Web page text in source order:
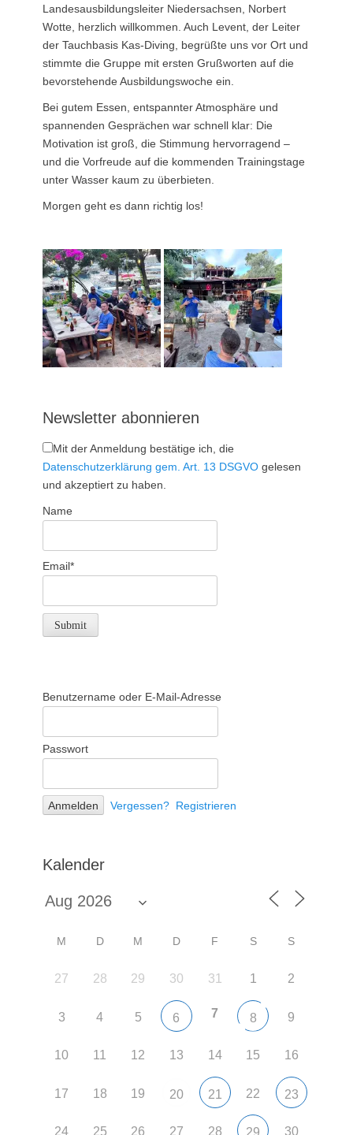
Landesausbildungsleiter Niedersachsen, Norbert
Wotte, herzlich willkommen. Auch Levent, der Leiter
der Tauchbasis Kas-Diving, begrüßte uns vor Ort und
stimmte die Gruppe mit ersten Grußworten auf die
bevorstehende Ausbildungswoche ein.
Bei gutem Essen, entspannter Atmosphäre und
spannenden Gesprächen war schnell klar: Die
Motivation ist groß, die Stimmung hervorragend –
und die Vorfreude auf die kommenden Trainingstage
unter Wasser kaum zu überbieten.
Morgen geht es dann richtig los!
Newsletter abonnieren
Mit der Anmeldung bestätige ich, die
Datenschutzerklärung gem. Art. 13 DSGVO gelesen
und akzeptiert zu haben.
Name
Email*
Benutzername oder E-Mail-Adresse
Passwort
Vergessen? Registrieren
Kalender
M D M D F S S
27 28 29 30 31 1 2
3 4 5 6 7 8 9
10 11 12 13 14 15 16
17 18 19 20 21 22 23
24 25 26 27 28 30